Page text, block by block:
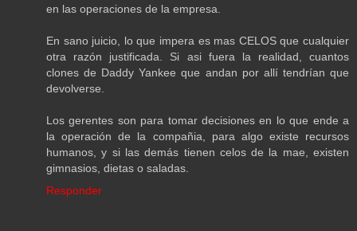
en las operaciones de la empresa.
En sano juicio, lo que impera es mas CELOS que cualquier
otra razón justificada. Si asi fuera la realidad, cuantos
clones de Daddy Yankee que andan por allí tendrían que
devolverse.
Los gerentes son para tomar decisiones en lo que ende a
la operación de la compañia, para algo existe recursos
humanos, y si las demás tienen celos de la mae, existen
gimnasios, dietas o saladas.
Responder